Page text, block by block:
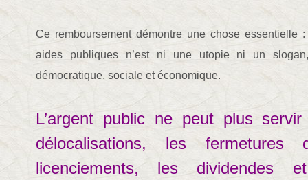
Ce remboursement démontre une chose essentielle
aides publiques n’est ni une utopie ni un
démocratique, sociale et économique.
L’argent public ne peut plus
délocalisations, les
licenciements, les dividendes